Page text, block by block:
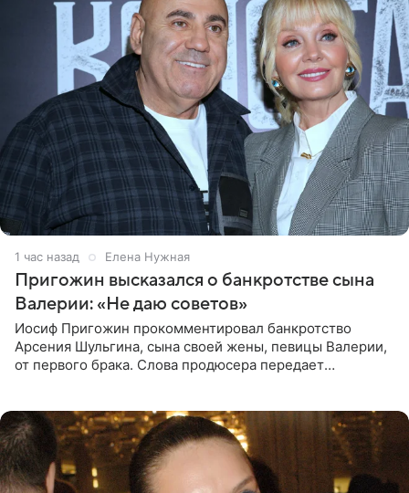
1 час назад Елена Нужная
Пригожин высказался о банкротстве сына
Валерии: «Не даю советов»
Иосиф Пригожин прокомментировал банкротство
Арсения Шульгина, сына своей жены, певицы Валерии,
от первого брака. Слова продюсера передает